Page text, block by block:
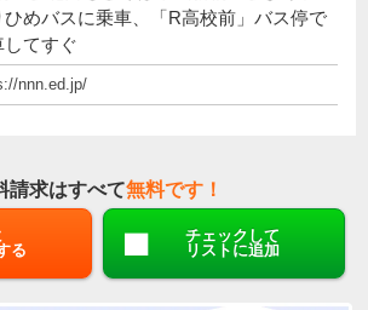
ひめバスに乗車、「R高校前」バス停で
してすぐ
nnn.ed.jp/
請求はすべて無料です！
る
チェックして
リストに追加